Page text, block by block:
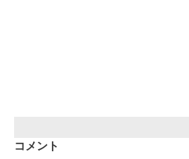
コメント